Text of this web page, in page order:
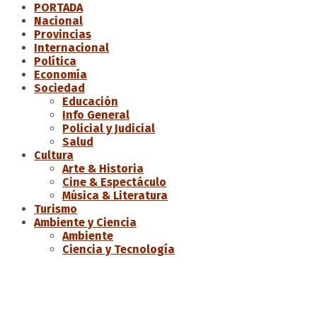
PORTADA
Nacional
Provincias
Internacional
Política
Economía
Sociedad
Educación
Info General
Policial y Judicial
Salud
Cultura
Arte & Historia
Cine & Espectáculo
Música & Literatura
Turismo
Ambiente y Ciencia
Ambiente
Ciencia y Tecnología